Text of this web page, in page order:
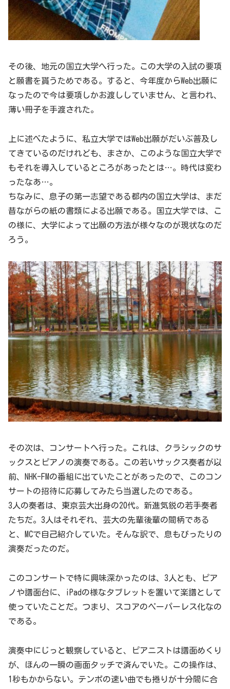
その後、地元の国立大学へ行った。この大学の入試の要項
と願書を貰うためである。すると、今年度からWeb出願に
なったので今は要項しかお渡ししていません、と言われ、
薄い冊子を手渡された。
上に述べたように、私立大学ではWeb出願がだいぶ普及し
てきているのだけれども、まさか、このような国立大学で
もそれを導入しているところがあったとは…。時代は変わ
ったなあ…。
ちなみに、息子の第一志望である都内の国立大学は、まだ
昔ながらの紙の書類による出願である。国立大学では、こ
の様に、大学によって出願の方法が様々なのが現状なのだ
ろう。
その次は、コンサートへ行った。これは、クラシックのサ
ックスとピアノの演奏である。この若いサックス奏者が以
前、NHK-FMの番組に出ていたことがあったので、このコン
サートの招待に応募してみたら当選したのである。
3人の奏者は、東京芸大出身の20代。新進気鋭の若手奏者
たちだ。3人はそれぞれ、芸大の先輩後輩の間柄である
と、MCで自己紹介していた。そんな訳で、息もぴったりの
演奏だったのだ。
このコンサートで特に興味深かったのは、3人とも、ピア
ノや譜面台に、iPadの様なタブレットを置いて楽譜として
使っていたことだ。つまり、スコアのペーパーレス化なの
である。
演奏中にじっと観察していると、ピアニストは譜面めくり
が、ほんの一瞬の画面タッチで済んでいた。この操作は、
1秒もかからない。テンポの速い曲でも捲りが十分間に合